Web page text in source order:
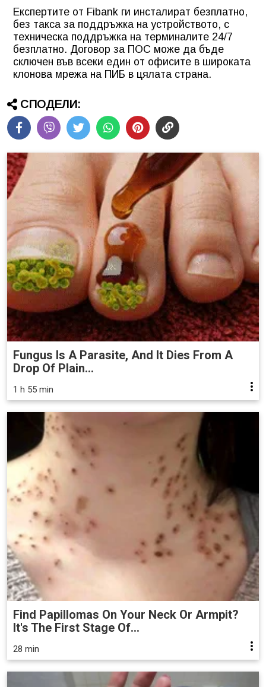
Експертите от Fibank ги инсталират безплатно,
без такса за поддръжка на устройството, с
техническа поддръжка на терминалите 24/7
безплатно. Договор за ПОС може да бъде
сключен във всеки един от офисите в широката
клонова мрежа на ПИБ в цялата страна.
СПОДЕЛИ:
Fungus Is A Parasite, And It Dies From A
Drop Of Plain...
1 h 55 min
Find Papillomas On Your Neck Or Armpit?
It's The First Stage Of...
28 min